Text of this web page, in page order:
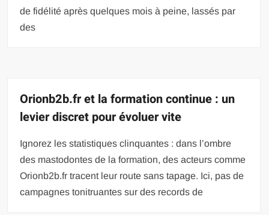
de fidélité après quelques mois à peine, lassés par
des
Orionb2b.fr et la formation continue : un
levier discret pour évoluer vite
Ignorez les statistiques clinquantes : dans l’ombre
des mastodontes de la formation, des acteurs comme
Orionb2b.fr tracent leur route sans tapage. Ici, pas de
campagnes tonitruantes sur des records de